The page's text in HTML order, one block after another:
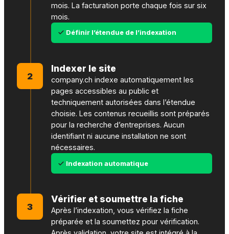
mois. La facturation porte chaque fois sur six
mois.
Définir l’étendue de l’indexation
2
Indexer le site
company.ch indexe automatiquement les
pages accessibles au public et
techniquement autorisées dans l’étendue
choisie. Les contenus recueillis sont préparés
pour la recherche d’entreprises. Aucun
identifiant ni aucune installation ne sont
nécessaires.
Indexation automatique
3
Vérifier et soumettre la fiche
Après l’indexation, vous vérifiez la fiche
préparée et la soumettez pour vérification.